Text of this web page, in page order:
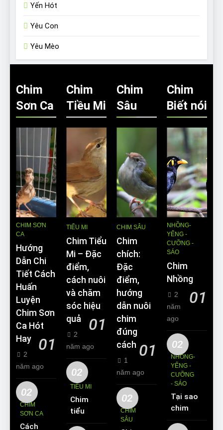
Yến Hót
Yêu Con
Yêu Mèo
Chim
Sơn Ca
CHIM SƠN
CA
Hướng
Dẫn Chi
Tiết Cách
Huấn
Luyện
Chim Sơn
Ca Hót
Hay
01
2
năm ago
02
CHIM
SƠN CA
Cách
Chim
Tiều Mi
TIỂU MI
Chim Tiểu
Mi – Đặc
điểm,
cách nuôi
và chăm
sóc hiệu
quả
01
2
năm ago
02
TIỂU MI
Chim
tiểu mi
ăn gì?
Chim
Sâu
CHIM SÂU
Chim
chích:
Đặc
điểm,
hướng
dẫn nuôi
chim
đúng
cách 01
1
năm ago
02
CHIM
SÂU
Chim
Biết nói
NHỒNG-
YỂNG -
CƯỠNG -
SÁO
Chim
Nhồng
01
2
năm
ago
02
NHỒNG-
YỂNG -
CƯỠNG
- SÁO
Tại sao
chim
Sáo lại